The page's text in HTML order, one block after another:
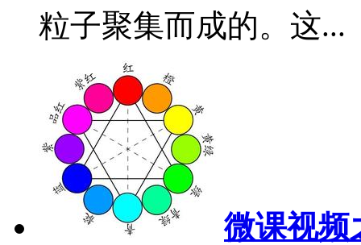
粒子聚集而成的。这...
微课视频